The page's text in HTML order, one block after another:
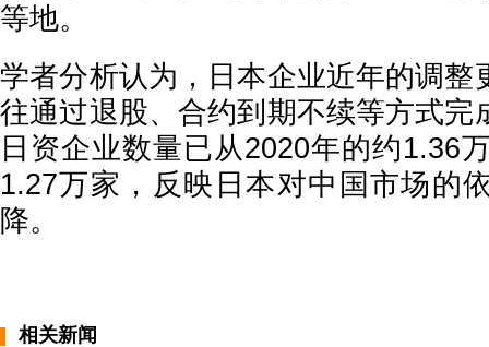
等地。
学者分析认为，日本企业近年的调整
往通过退股、合约到期不续等方式完
日资企业数量已从2020年的约1.36
1.27万家，反映日本对中国市场的
降。
相关新闻